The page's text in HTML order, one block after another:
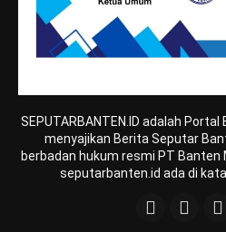
SEPUTARBANTEN.ID adalah
menyajikan Berita Seputar
berbadan hukum resmi PT Banten
seputarbanten.id ada di